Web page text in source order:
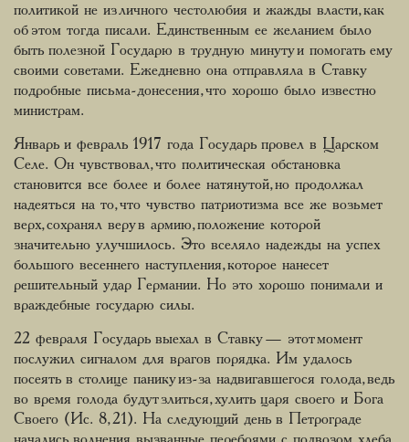
политикой не из личного честолюбия и жажды власти, как
об этом тогда писали. Единственным ее желанием было
быть полезной Государю в трудную минуту и помогать ему
своими советами. Ежедневно она отправляла в Ставку
подробные письма-донесения, что хорошо было известно
министрам.
Январь и февраль 1917 года Государь провел в Царском
Селе. Он чувствовал, что политическая обстановка
становится все более и более натянутой, но продолжал
надеяться на то, что чувство патриотизма все же возьмет
верх, сохранял веру в армию, положение которой
значительно улучшилось. Это вселяло надежды на успех
большого весеннего наступления, которое нанесет
решительный удар Германии. Но это хорошо понимали и
враждебные государю силы.
22 февраля Государь выехал в Ставку — этот момент
послужил сигналом для врагов порядка. Им удалось
посеять в столице панику из-за надвигавшегося голода, ведь
во время голода будут злиться, хулить царя своего и Бога
Своего (Ис. 8, 21). На следующий день в Петрограде
начались волнения, вызванные перебоями с подвозом хлеба,